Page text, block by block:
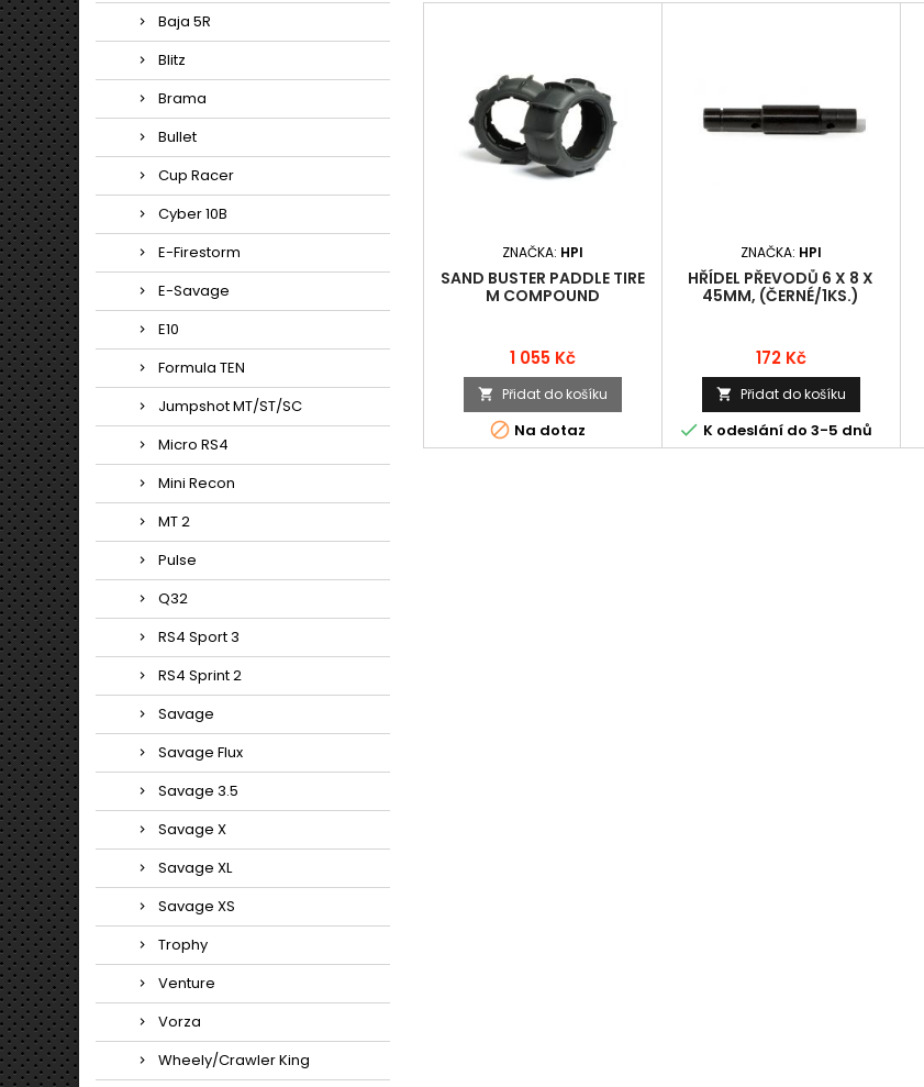
Baja 5R
Blitz
Brama
Bullet
Cup Racer
Cyber 10B
E-Firestorm
E-Savage
E10
Formula TEN
Jumpshot MT/ST/SC
Micro RS4
Mini Recon
MT 2
Pulse
Q32
RS4 Sport 3
RS4 Sprint 2
Savage
Savage Flux
Savage 3.5
Savage X
Savage XL
Savage XS
Trophy
Venture
Vorza
Wheely/Crawler King
ZNAČKA: HPI
SAND BUSTER PADDLE TIRE
M COMPOUND
Cena
1 055 Kč
 Přidat do košíku
 Na dotaz
ZNAČKA: HPI
HŘÍDEL PŘEVODŮ 6 X 8 X
45MM, (ČERNÉ/1KS.)
Cena
172 Kč
 Přidat do košíku
 K odeslání do 3-5 dnů